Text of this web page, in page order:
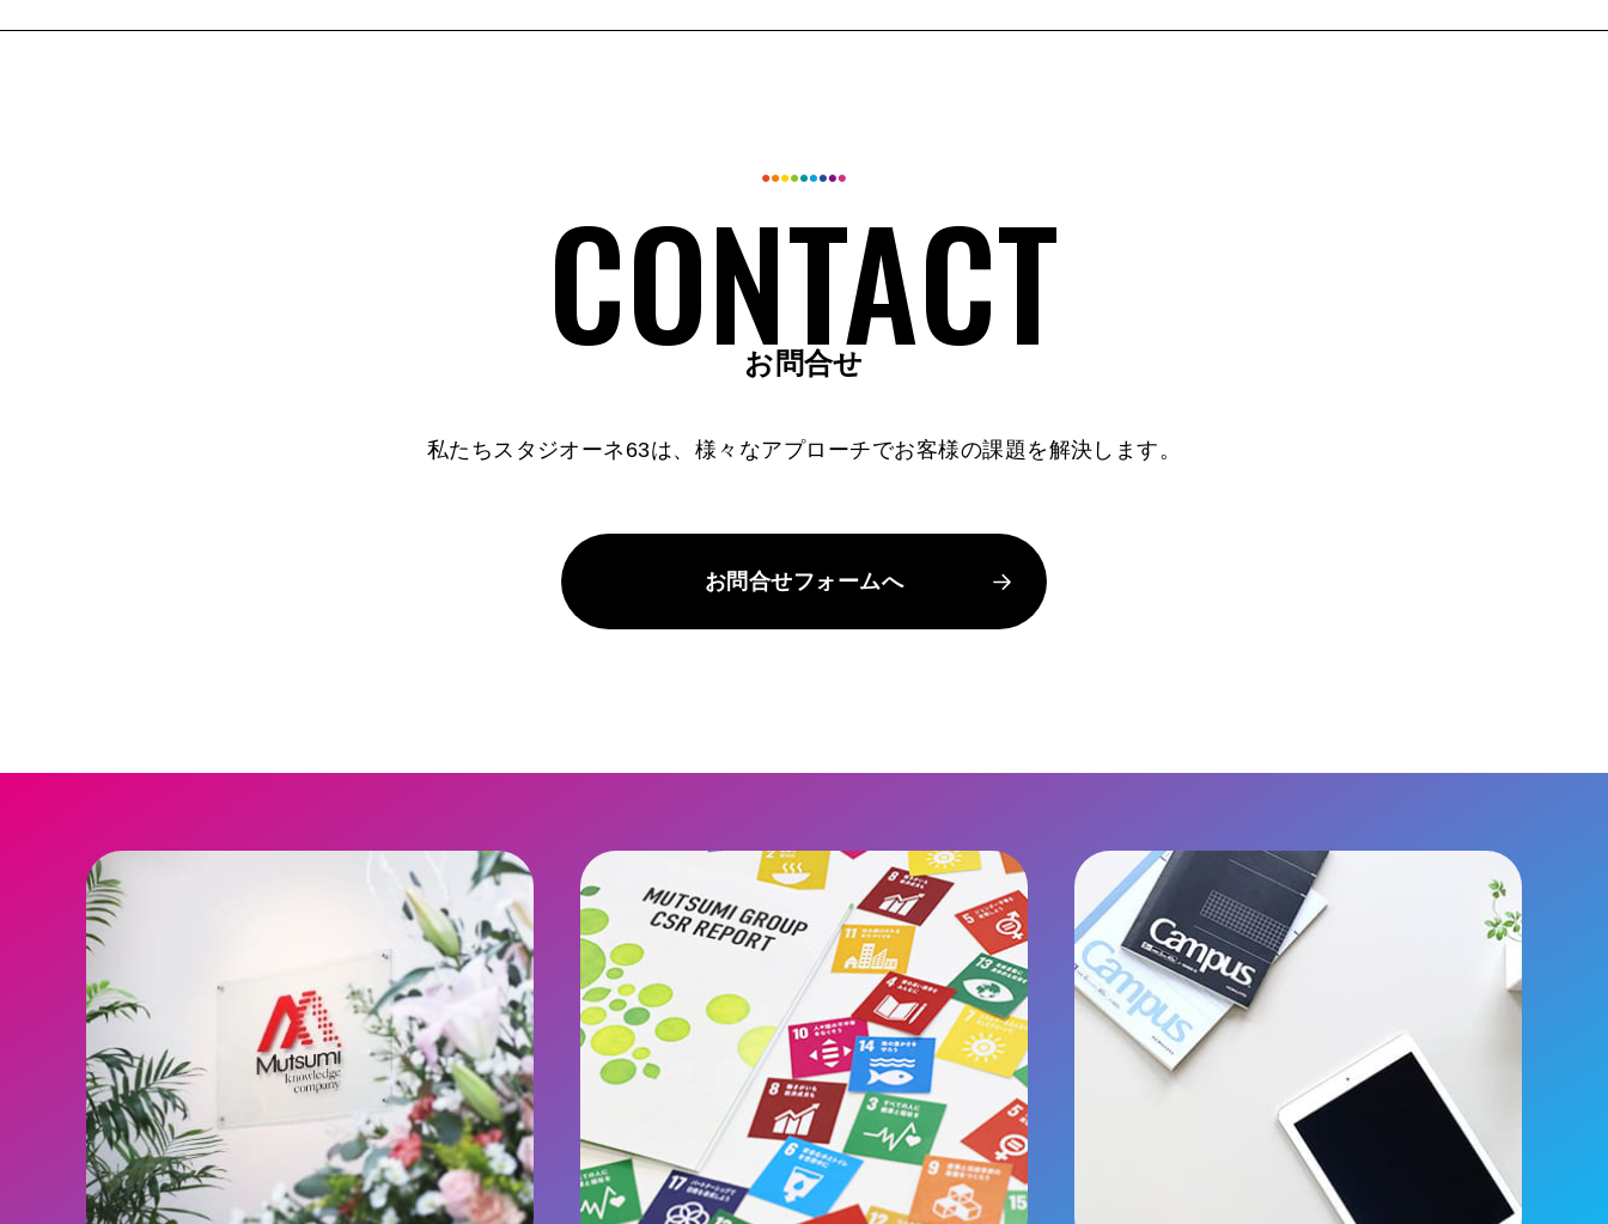
お問合せ
私たちスタジオーネ63は、 様々なアプローチでお客様の課題を解決します。
お問合せフォームへ